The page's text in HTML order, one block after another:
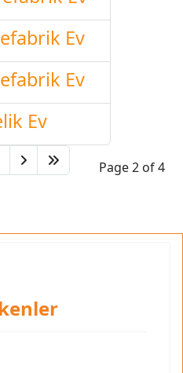
Ev
Ev
Ev
Page 2 of 4